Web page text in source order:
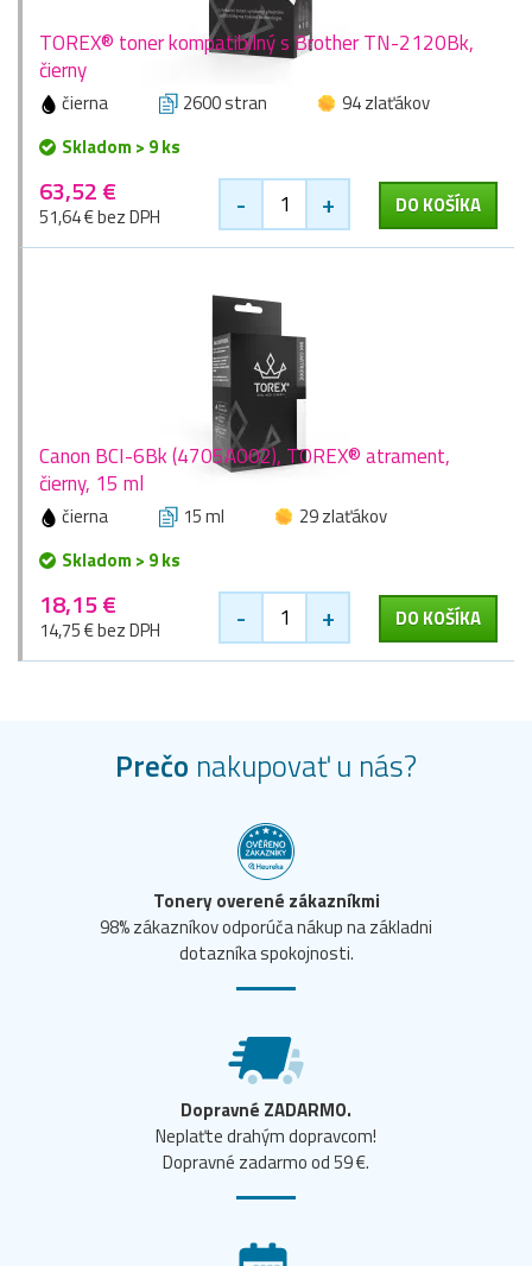
TOREX® toner kompatibilný s Brother TN-2120Bk,
čierny
čierna 2600 stran
94 zlaťákov
Skladom > 9 ks
63,52 €
51,64 € bez DPH - + DO KOŠÍKA
Canon BCI-6Bk (4705A002), TOREX® atrament,
čierny, 15 ml
čierna 15 ml
29 zlaťákov
Skladom > 9 ks
18,15 €
14,75 € bez DPH - + DO KOŠÍKA
Prečo nakupovať u nás?
Tonery overené zákazníkmi
98% zákazníkov odporúča nákup na základni
dotazníka spokojnosti.
Dopravné ZADARMO.
Neplaťte drahým dopravcom!
Dopravné zadarmo od 59 €.